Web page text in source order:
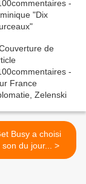
Busy a choisi
comme son du jour... >